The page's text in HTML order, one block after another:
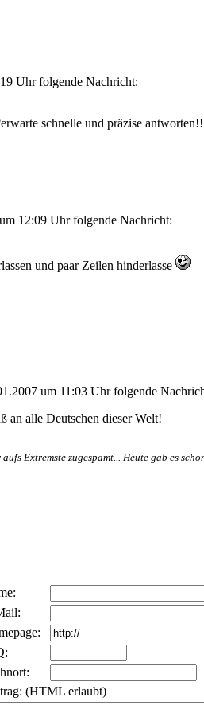
Uhr folgende Nachricht:
schnelle und präzise
12:09 Uhr folgende Nachricht:
und paar Zeilen hinderlasse
um 11:03 Uhr folgende
an alle Deutschen dieser Welt!
Extremste zugespamt... Heute gab es
(HTML erlaubt)